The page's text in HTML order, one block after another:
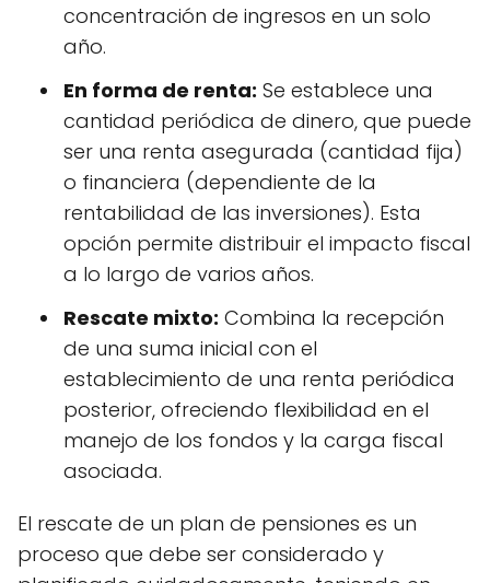
concentración de ingresos en un solo
año.
En forma de renta: Se establece una
cantidad periódica de dinero, que puede
ser una renta asegurada (cantidad fija)
o financiera (dependiente de la
rentabilidad de las inversiones). Esta
opción permite distribuir el impacto fiscal
a lo largo de varios años.
Rescate mixto: Combina la recepción
de una suma inicial con el
establecimiento de una renta periódica
posterior, ofreciendo flexibilidad en el
manejo de los fondos y la carga fiscal
asociada.
El rescate de un plan de pensiones es un
proceso que debe ser considerado y